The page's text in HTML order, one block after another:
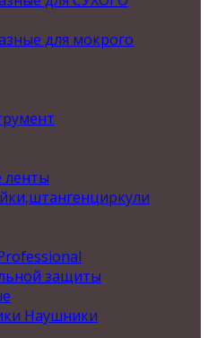
для мокрого
ленты
защиты
Наушники